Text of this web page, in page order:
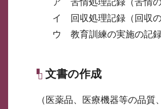
イ 回収処理記録（回収の
ウ 教育訓練の実施の記
文書の作成
（医薬品、医療機器等の品